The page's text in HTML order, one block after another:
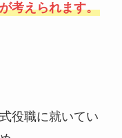
考えられます。
役職に就いてい